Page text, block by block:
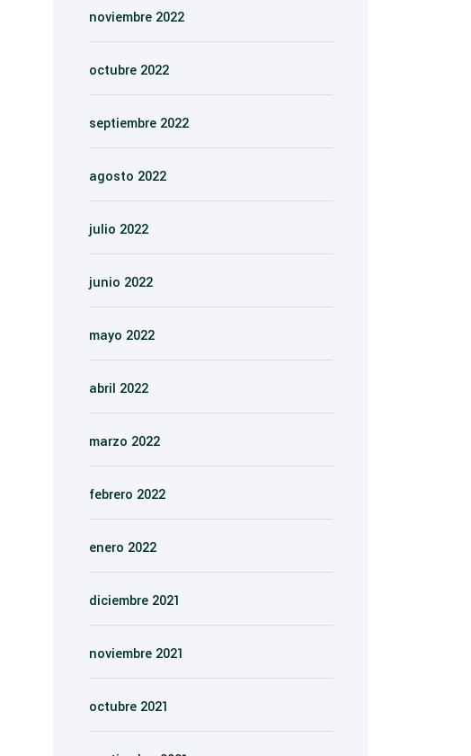
noviembre 2022
octubre 2022
septiembre 2022
agosto 2022
julio 2022
junio 2022
mayo 2022
abril 2022
marzo 2022
febrero 2022
enero 2022
diciembre 2021
noviembre 2021
octubre 2021